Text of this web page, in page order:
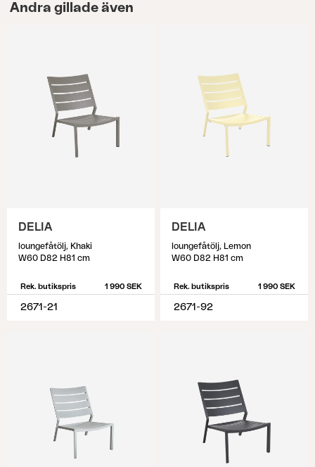
Andra gillade även
DELIA
loungefåtölj, Khaki
W60 D82 H81 cm
Rek. butikspris 1 990 SEK
2671-21
DELIA
loungefåtölj, Lemon
W60 D82 H81 cm
Rek. butikspris 1 990 SEK
2671-92